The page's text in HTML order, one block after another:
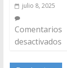
julio 8, 2025
Comentarios
desactivados